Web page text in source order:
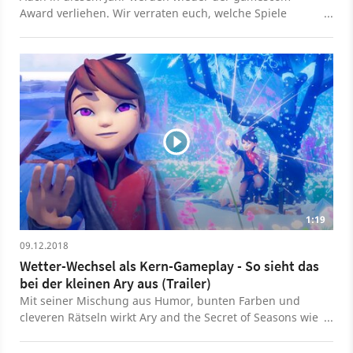
Award verliehen. Wir verraten euch, welche Spiele
1:19
09.12.2018
Wetter-Wechsel als Kern-Gameplay - So sieht das
bei der kleinen Ary aus (Trailer)
Mit seiner Mischung aus Humor, bunten Farben und
cleveren Rätseln wirkt Ary and the Secret of Seasons wie